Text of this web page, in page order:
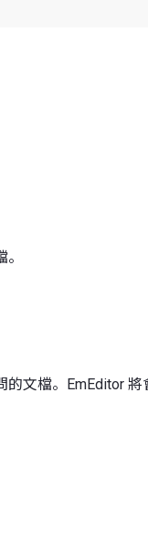
文檔。EmEditor